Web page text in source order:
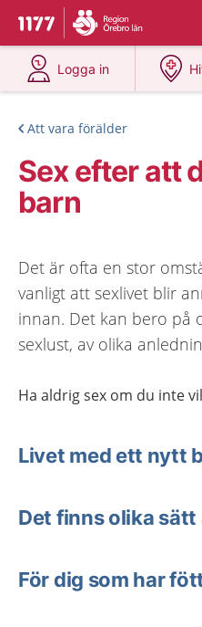
Till startsidan för 1177
Du har valt region
Logga in
på 1177.se
Att vara förälder
Sex efter att
barn
Det är ofta en stor
vanligt att sexlivet blir
innan. Det kan bero på
sexlust, av olika
Ha aldrig sex om du inte
Livet med ett nytt
Det finns olika sätt
För dig som har